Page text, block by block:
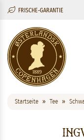
FRISCHE-GARANTIE
Startseite Tee